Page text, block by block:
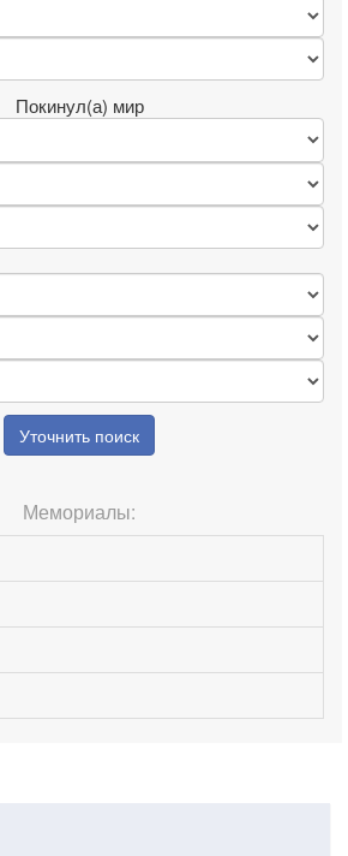
Покинул(а) мир
Уточнить поиск
Мемориалы: